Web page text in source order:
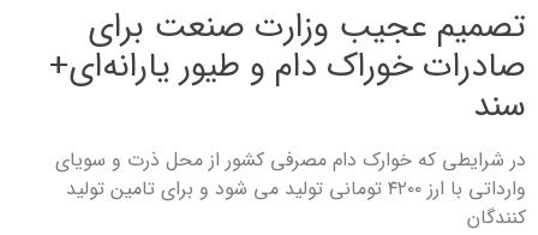
تصمیم عجیب وزارت صنعت برای
صادرات خوراک دام و طیور یارانه‌ای+
سند
در شرایطی که خوارک دام مصرفی کشور از محل ذرت و سویای
وارداتی با ارز ۴۲۰۰ تومانی تولید می شود و برای تامین تولید
کنندگان